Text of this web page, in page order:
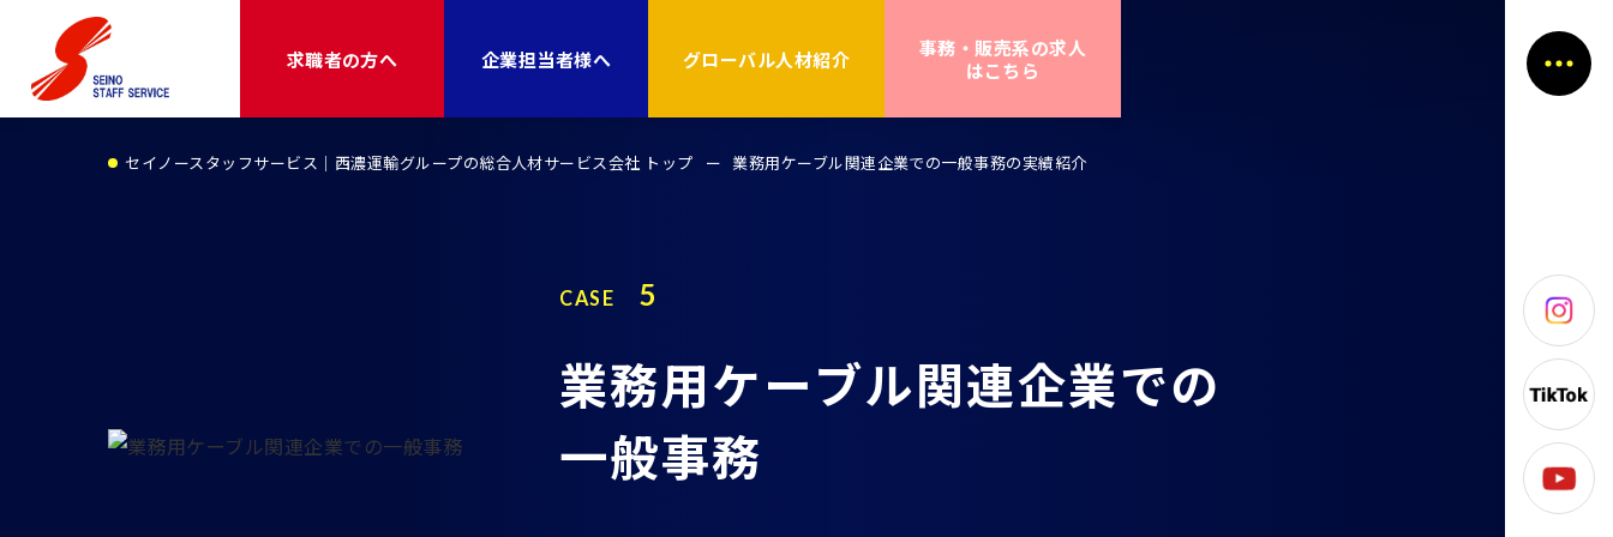
求職者の方へ 企業担当者様へ グローバル人材紹介
事務・販売系の求人
はこちら
CASE 5
業務用ケーブル関連企業での
一般事務
セイノースタッフサービス｜西濃運輸グループの総合人材サービス会社 トップ 業務用ケーブル関連企業での一般事務の実績紹介